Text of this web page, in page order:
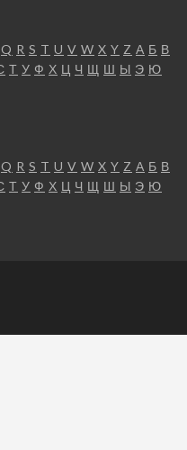
Q R S T U V W X Y Z А Б В
Т У Ф Х Ц Ч Щ Ш Ы Э Ю
Q R S T U V W X Y Z А Б В
Т У Ф Х Ц Ч Щ Ш Ы Э Ю